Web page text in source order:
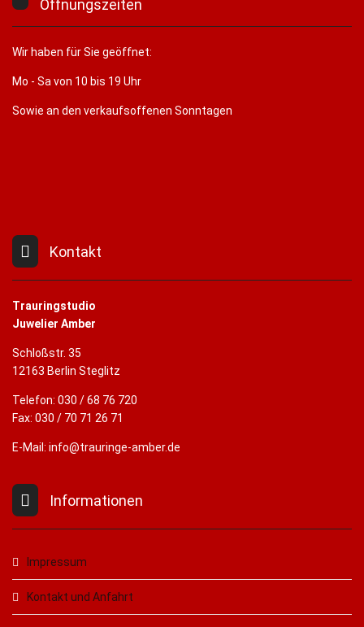
Öffnungszeiten
Wir haben für Sie geöffnet:
Mo - Sa von 10 bis 19 Uhr
Sowie an den verkaufsoffenen Sonntagen
Kontakt
Trauringstudio
Juwelier Amber
Schloßstr. 35
12163 Berlin Steglitz
Telefon: 030 / 68 76 720
Fax: 030 / 70 71 26 71
E-Mail: info@trauringe-amber.de
Informationen
Impressum
Kontakt und Anfahrt